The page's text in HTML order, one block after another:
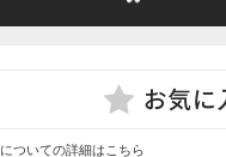
ついての詳細はこちら